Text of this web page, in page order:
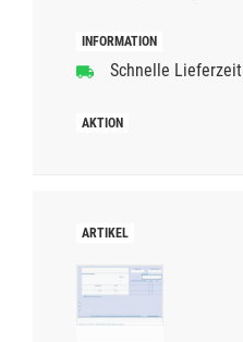
Schnelle Lieferzeit